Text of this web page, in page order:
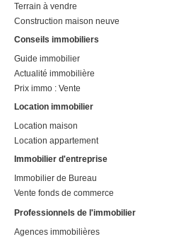
Terrain à vendre
Construction maison neuve
Conseils immobiliers
Guide immobilier
Actualité immobilière
Prix immo : Vente
Location immobilier
Location maison
Location appartement
Immobilier d'entreprise
Immobilier de Bureau
Vente fonds de commerce
Professionnels de l'immobilier
Agences immobilières